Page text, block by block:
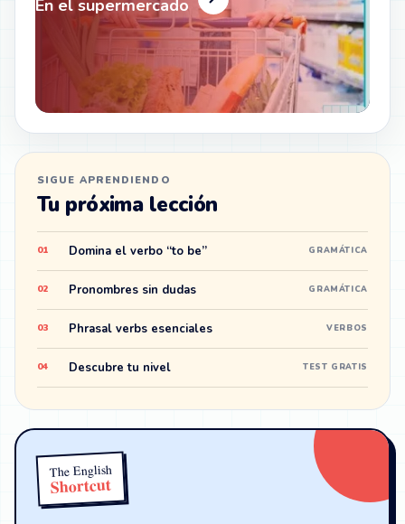
En el supermercado
SIGUE APRENDIENDO
Tu próxima lección
01 Domina el verbo “to be” GRAMÁTICA
02 Pronombres sin dudas GRAMÁTICA
03 Phrasal verbs esenciales VERBOS
04 Descubre tu nivel TEST GRATIS
The English
Shortcut